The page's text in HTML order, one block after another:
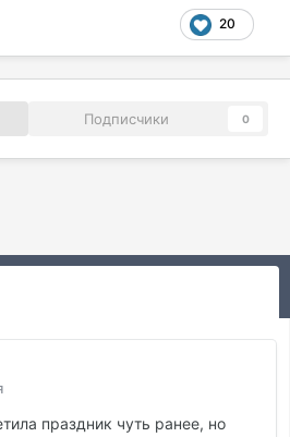
20
Подписчики 0
праздник чуть ранее, но